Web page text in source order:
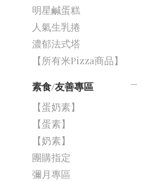
明星鹹蛋糕
人氣生乳捲
濃郁法式塔
【所有米Pizza商品】
素食/友善專區
【蛋奶素】
【蛋素】
【奶素】
團購指定
彌月專區